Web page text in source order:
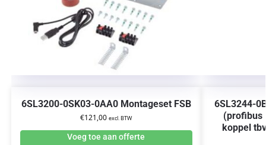
6SL3200-0SK03-0AA0 Montageset FSB
€121,00 excl. BTW
Voeg toe aan offerte
6SL3244-
(profibus
koppel